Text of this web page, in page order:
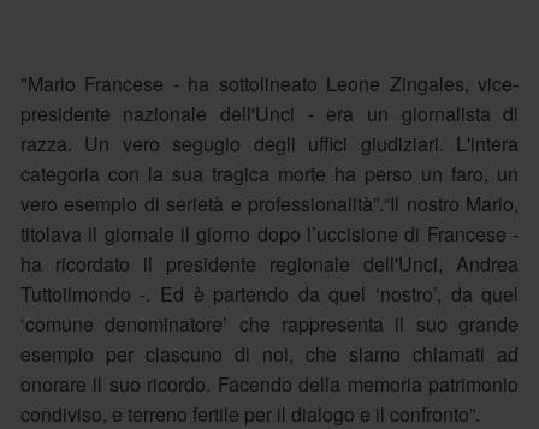
"Mario Francese - ha sottolineato Leone Zingales, vice-
presidente nazionale dell'Unci - era un giornalista di
razza. Un vero segugio degli uffici giudiziari. L'intera
categoria con la sua tragica morte ha perso un faro, un
vero esempio di serietà e professionalità”.“Il nostro Mario,
titolava il giornale il giorno dopo l’uccisione di Francese -
ha ricordato il presidente regionale dell'Unci, Andrea
Tuttoilmondo -. Ed è partendo da quel ‘nostro’, da quel
‘comune denominatore’ che rappresenta il suo grande
esempio per ciascuno di noi, che siamo chiamati ad
onorare il suo ricordo. Facendo della memoria patrimonio
condiviso, e terreno fertile per il dialogo e il confronto”.